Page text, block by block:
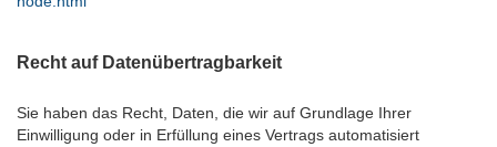
Recht auf Datenübertragbarkeit
Sie haben das Recht, Daten, die wir auf Grundlage Ihrer
Einwilligung oder in Erfüllung eines Vertrags automatisiert